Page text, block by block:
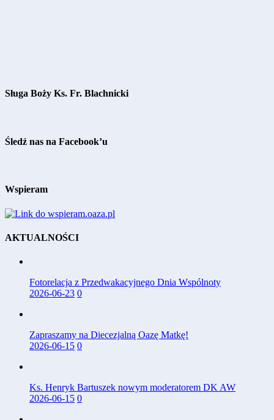
Sługa Boży Ks. Fr. Blachnicki
Śledź nas na Facebook’u
Wspieram
AKTUALNOŚCI
Fotorelacja z Przedwakacyjnego Dnia Wspólnoty
2026-06-23 0
Zapraszamy na Diecezjalną Oazę Matkę!
2026-06-15 0
Ks. Henryk Bartuszek nowym moderatorem DK AW
2026-06-15 0